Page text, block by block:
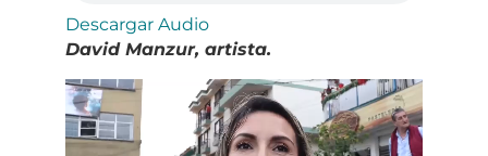
Descargar Audio
David Manzur, artista.